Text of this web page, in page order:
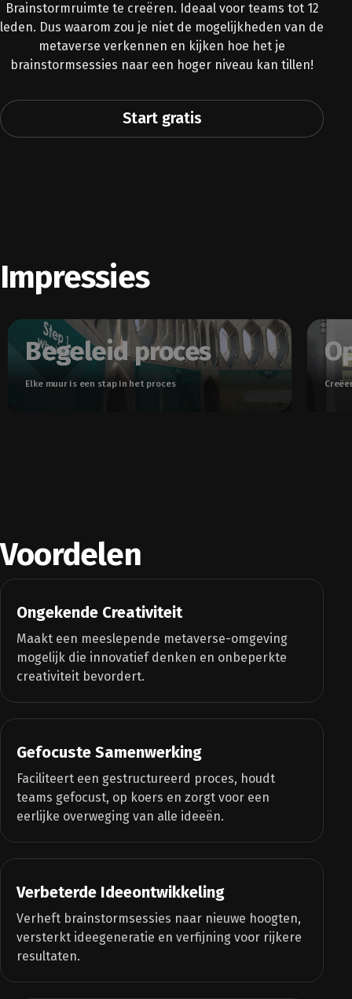
Brainstormruimte te creëren. Ideaal voor teams tot 12
leden. Dus waarom zou je niet de mogelijkheden van de
metaverse verkennen en kijken hoe het je
brainstormsessies naar een hoger niveau kan tillen!
Start gratis
Impressies
Begeleid proces
Elke muur is een stap in het proces
Voordelen
Ongekende Creativiteit
Maakt een meeslepende metaverse-omgeving
mogelijk die innovatief denken en onbeperkte
creativiteit bevordert.
Gefocuste Samenwerking
Faciliteert een gestructureerd proces, houdt
teams gefocust, op koers en zorgt voor een
eerlijke overweging van alle ideeën.
Verbeterde Ideeontwikkeling
Verheft brainstormsessies naar nieuwe hoogten,
versterkt ideegeneratie en verfijning voor rijkere
resultaten.